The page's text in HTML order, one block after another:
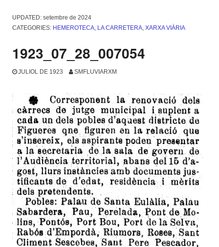
UPDATED: setembre de 2024
CATEGORIES: HEMEROTECA, LA CARRETERA, XARXA VIÀRIA
1923_07_28_007054
JULIOL DE 1923 SMFLUVIARXM